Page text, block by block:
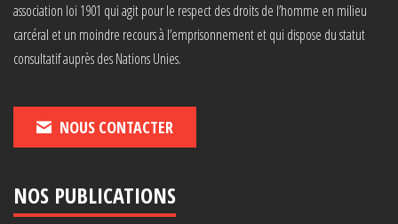
association loi 1901 qui agit pour le respect des droits de l’homme en milieu
carcéral et un moindre recours à l’emprisonnement et qui dispose du statut
consultatif auprès des Nations Unies.
NOUS CONTACTER
NOS PUBLICATIONS